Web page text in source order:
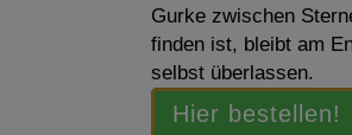
Gurke zwischen
finden ist, bleibt am
selbst überlassen.
Hier bestellen!